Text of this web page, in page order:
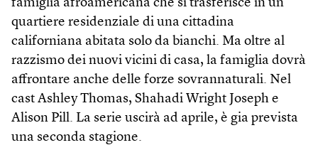
famiglia afroamericana che si trasferisce in un
quartiere residenziale di una cittadina
californiana abitata solo da bianchi. Ma oltre al
razzismo dei nuovi vicini di casa, la famiglia dovrà
affrontare anche delle forze sovrannaturali. Nel
cast Ashley Thomas, Shahadi Wright Joseph e
Alison Pill. La serie uscirà ad aprile, è gia prevista
una seconda stagione.